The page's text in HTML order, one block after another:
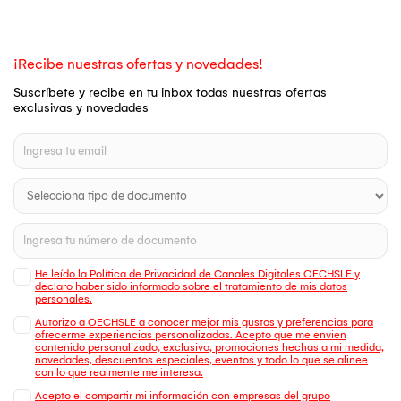
¡Recibe nuestras ofertas y novedades!
Suscríbete y recibe en tu inbox todas nuestras ofertas
exclusivas y novedades
He leído la Política de Privacidad de Canales Digitales OECHSLE y
declaro haber sido informado sobre el tratamiento de mis datos
personales.
Autorizo a OECHSLE a conocer mejor mis gustos y preferencias para
ofrecerme experiencias personalizadas. Acepto que me envien
contenido personalizado, exclusivo, promociones hechas a mi medida,
novedades, descuentos especiales, eventos y todo lo que se alinee
con lo que realmente me interesa.
Acepto el compartir mi información con empresas del grupo